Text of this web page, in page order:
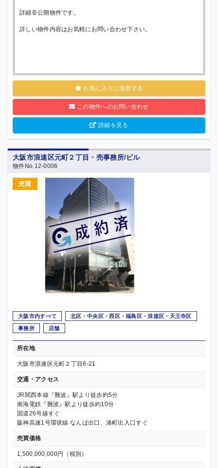
詳細非公開物件です。
詳しい物件内容はお気軽にお問い合わせ下さい。
お気に入りに追加する
この物件へのお問い合わせ
詳細を見る
大阪市浪速区元町２丁目・売事務所/ビル
物件No.12-0006
売買
大阪市内すべて 北区・中央区・西区・福島区・浪速区・天王寺区
事務所 店舗
所在地
大阪市浪速区元町２丁目6-21
交通・アクセス
JR関西本線『難波』駅より徒歩約5分
南海電鉄『難波』駅より徒歩約10分
国道26号線すぐ
阪神高速1号環状線 なんば出口、湊町出入口すぐ
売買価格
1,500,000,000円（税別）